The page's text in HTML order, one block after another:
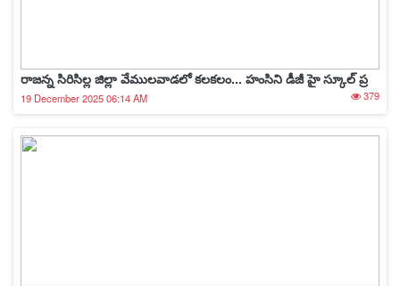
రాజన్న సిరిసిల్ల జిల్లా వేములవాడలో కలకలం... హంసిని డీజీ హై స్కూల్ ప్ర
19 December 2025 06:14 AM 379